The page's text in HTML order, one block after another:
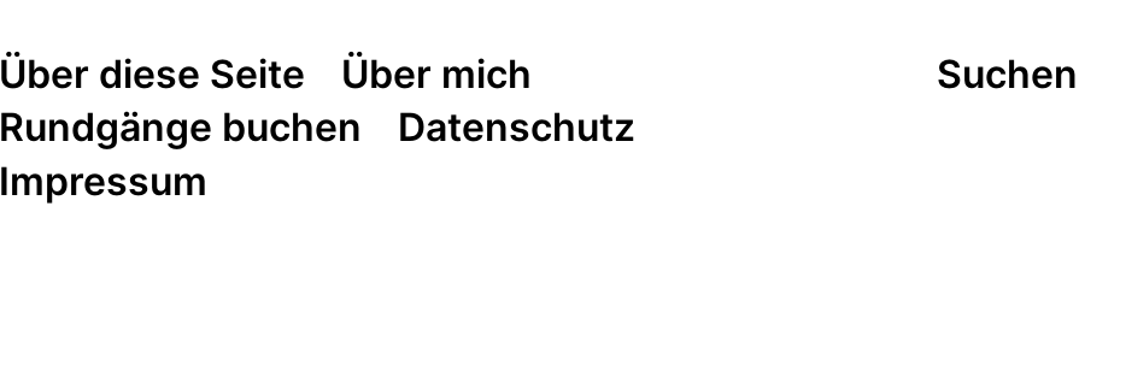
Über diese Seite
Über mich
Rundgänge buchen
Datenschutz
Impressum
Suchen